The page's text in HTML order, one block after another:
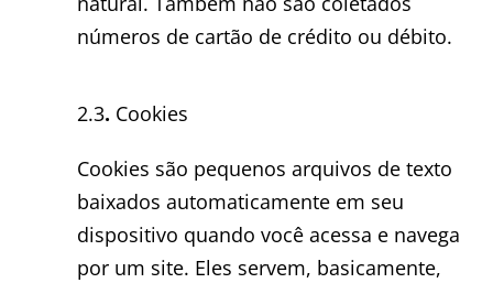
números de cartão de crédito ou débito.
2.3. Cookies
Cookies são pequenos arquivos de texto
baixados automaticamente em seu
dispositivo quando você acessa e navega
por um site. Eles servem, basicamente,